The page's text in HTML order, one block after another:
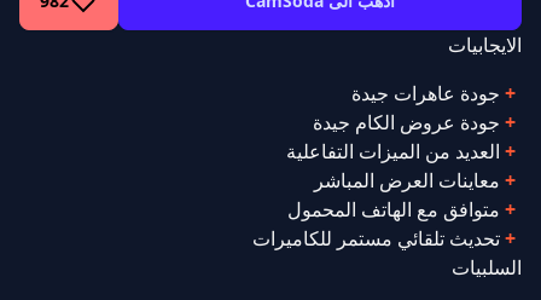
الايجابيات
جودة عاهرات جيدة
جودة عروض الكام جيدة
العديد من الميزات التفاعلية
معاينات العرض المباشر
متوافق مع الهاتف المحمول
تحديث تلقائي مستمر للكاميرات
السلبيات